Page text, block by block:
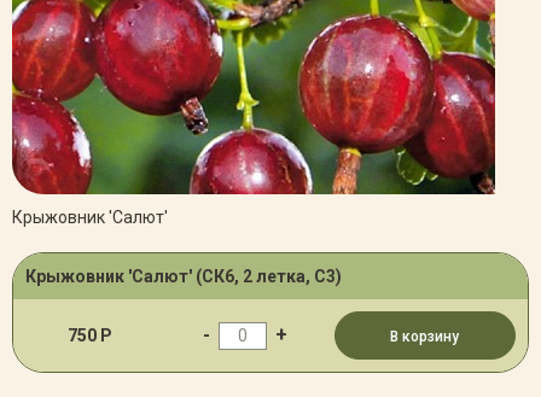
Крыжовник 'Салют'
Крыжовник 'Салют' (СК6, 2 летка, С3)
750 Р - + В корзину